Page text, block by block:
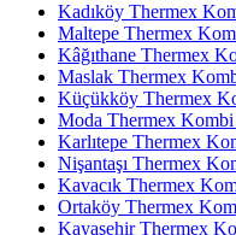
Kadıköy Thermex
Maltepe Thermex
Kâğıthane Thermex
Maslak Thermex
Küçükköy Thermex
Moda Thermex Kombi
Karlıtepe Thermex
Nişantaşı Thermex
Kavacık Thermex
Ortaköy Thermex
Kayaşehir Thermex